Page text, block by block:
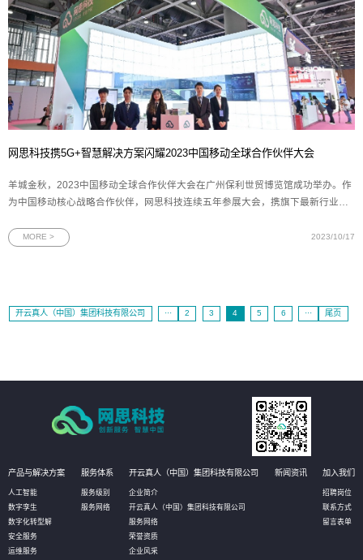
网思科技携5G+智慧解决方案闪耀2023中国移动全球合作伙伴大会
羊城金秋，2023中国移动全球合作伙伴大会在广州保利世贸博览馆成功举办。作
为中国移动核心战略合作伙伴，网思科技连续五年参展大会，携旗下最新行业应
会。图为网思科技展台全景一直以来，网思科技致力于推动各行各业数字化的高
MORE > 2023/10/17
开云真人（中国）集团科技有限公司 ··· 2 3 4 5 6 ··· 尾页
产品与解决方案
人工智能
数字孪生
数字化转型解
安全服务
运维服务
服务体系
服务级别
服务网络
开云真人（中国）集团科技有限公司
企业简介
开云真人（中国）集团科技有限公司
服务网络
荣誉资质
企业风采
新闻资讯 加入我们
招聘岗位
联系方式
留言表单